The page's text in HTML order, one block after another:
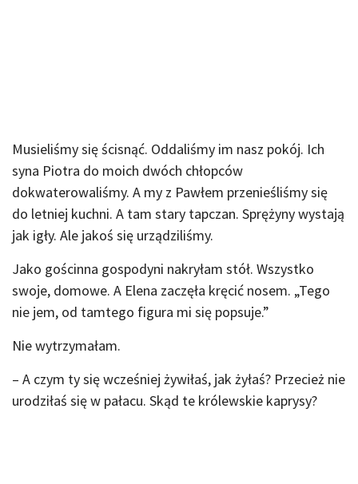
Musieliśmy się ścisnąć. Oddaliśmy im nasz pokój. Ich
syna Piotra do moich dwóch chłopców
dokwaterowaliśmy. A my z Pawłem przenieśliśmy się
do letniej kuchni. A tam stary tapczan. Sprężyny wystają
jak igły. Ale jakoś się urządziliśmy.
Jako gościnna gospodyni nakryłam stół. Wszystko
swoje, domowe. A Elena zaczęła kręcić nosem. „Tego
nie jem, od tamtego figura mi się popsuje.”
Nie wytrzymałam.
– A czym ty się wcześniej żywiłaś, jak żyłaś? Przecież nie
urodziłaś się w pałacu. Skąd te królewskie kaprysy?